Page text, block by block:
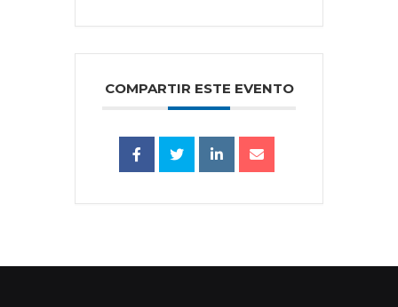
COMPARTIR ESTE EVENTO